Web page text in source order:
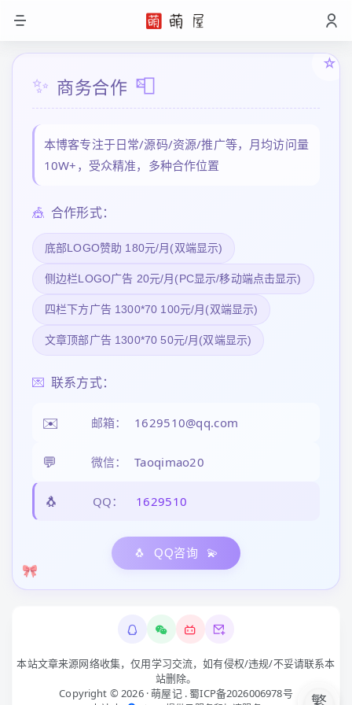
☆
🎀
✨ 商务合作 📮
本博客专注于日常/源码/资源/推广等，月均访问量
10W+，受众精准，多种合作位置
🎪 合作形式：
底部LOGO赞助 180元/月(双端显示)
侧边栏LOGO广告 20元/月(PC显示/移动端点击显示)
四栏下方广告 1300*70 100元/月(双端显示)
文章顶部广告 1300*70 50元/月(双端显示)
💌 联系方式：
✉️ 邮箱： 1629510@qq.com
💬 微信： Taoqimao20
🐧 QQ： 1629510
🐧 QQ咨询 💫
本站文章来源网络收集，仅用学习交流，如有侵权/违规/不妥请联系本
站删除。
Copyright © 2026 ·萌屋记. 蜀ICP备2026006978号